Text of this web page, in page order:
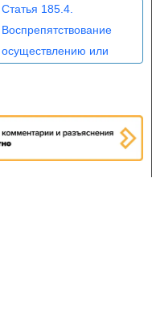
Статья 185.4.
Воспрепятствование
осуществлению или
бумаг>